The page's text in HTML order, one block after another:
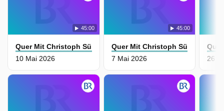
45:00
Quer Mit Christoph Süß
10 Mai 2026
45:00
Quer Mit Christoph Süß
7 Mai 2026
26